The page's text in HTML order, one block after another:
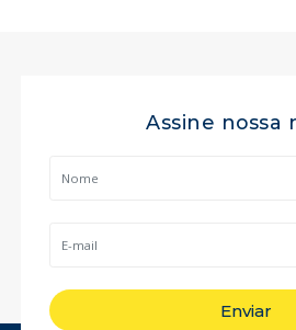
Assine nossa
Enviar